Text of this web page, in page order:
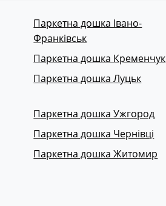
Паркетна дошка Івано-
Франківськ
Паркетна дошка Кременчук
Паркетна дошка Луцьк
Паркетна дошка Ужгород
Паркетна дошка Чернівці
Паркетна дошка Житомир